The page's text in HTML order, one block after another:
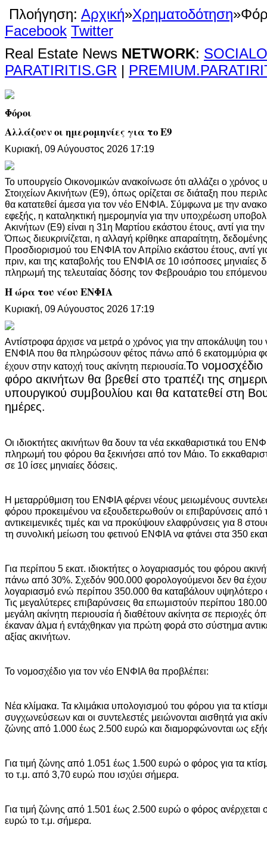
Πλοήγηση: Αρχική»Χρηματοδότηση»
Facebook Twitter
Real Estate News NETWORK:
PARATIRITIS.GR |
Φόροι
Αλλάζουν οι ημερομηνίες για το Ε9
Κυριακή, 09 Αύγουστος 2026 17:19
Το υπουργείο Οικονομικών ανακοίνωσε ότι αλλάζει ο
Στοιχείων Ακινήτων (Ε9), όπως ορίζεται σε διάταξη που
θα κατατεθεί άμεσα για τον νέο ΕΝΦΙΑ. Σύμφωνα με την
εφεξής, η καταληκτική ημερομηνία για την υποχρέωση
Ακινήτων (Ε9) είναι η 31η Μαρτίου εκάστου έτους, αντί για
Όπως διευκρινίζεται, η αλλαγή κρίθηκε απαραίτητη,
Προσδιορισμού του ΕΝΦΙΑ τον Απρίλιο εκάστου έτους, αντί
πριν, και της καταβολής του ΕΝΦΙΑ σε 10 ισόποσες μηνιαίες
πληρωμή της τελευταίας δόσης τον Φεβρουάριο του
Η ώρα του νέου ΕΝΦΙΑ
Κυριακή, 09 Αύγουστος 2026 17:19
Αντίστροφα άρχισε να μετρά ο χρόνος για την αποκάλυψη
ΕΝΦΙΑ που θα πληρώσουν φέτος πάνω από 6 εκατομμύρια
έχουν στην κατοχή τους ακίνητη περιουσία.Το νομοσχέδιο
φόρο ακινήτων θα βρεθεί στο τραπέζι της
υπουργικού συμβουλίου και θα κατατεθεί στη
ημέρες.
Οι ιδιοκτήτες ακινήτων θα δουν τα νέα εκκαθαριστικά του
πληρωμή του φόρου θα ξεκινήσει από τον Μάιο. Το
σε 10 ίσες μηνιαίες δόσεις.
Η μεταρρύθμιση του ΕΝΦΙΑ φέρνει νέους μειωμένους
φόρου προκειμένου να εξουδετερωθούν οι επιβαρύνσεις από
αντικειμενικές τιμές και να προκύψουν ελαφρύνσεις για 8
τη συνολική μείωση του φετινού ΕΝΦΙΑ να φτάνει στα 350
Για περίπου 5 εκατ. ιδιοκτήτες ο λογαριασμός του φόρου
πάνω από 30%. Σχεδόν 900.000 φορολογούμενοι δεν θα
λογαριασμό ενώ περίπου 350.000 θα καταβάλουν
Τις μεγαλύτερες επιβαρύνσεις θα επωμιστούν περίπου
μεγάλη ακίνητη περιουσία ή διαθέτουν ακίνητα σε περιοχές
έκαναν άλμα ή εντάχθηκαν για πρώτη φορά στο σύστημα
αξίας ακινήτων.
Το νομοσχέδιο για τον νέο ΕΝΦΙΑ θα προβλέπει:
Νέα κλίμακα. Τα κλιμάκια υπολογισμού του φόρου για τα
συγχωνεύσεων και οι συντελεστές μειώνονται αισθητά για
ζώνης από 1.000 έως 2.500 ευρώ και διαμορφώνονται ως
Για τιμή ζώνης από 1.051 έως 1.500 ευρώ ο φόρος για τα
το τ.μ. από 3,70 ευρώ που ισχύει σήμερα.
Για τιμή ζώνης από 1.501 έως 2.500 ευρώ ο φόρος ανέρχεται
ευρώ το τ.μ. σήμερα.